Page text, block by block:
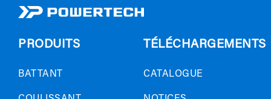
PRODUITS
BATTANT
TÉLÉCHARGEMENTS
CATALOGUE